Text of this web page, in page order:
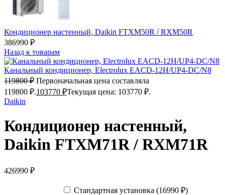
Кондиционер настенный, Daikin FTXM50R / RXM50R
386990 ₽
Назад к товарам
Канальный кондиционер, Electrolux EACD-12H/UP4-DC/N8
119800₽ Первоначальная цена составляла
119800 ₽.103770 ₽Текущая цена: 103770 ₽.
Daikin
Кондиционер настенный,
Daikin FTXM71R / RXM71R
426990 ₽
Стандартная установка (16990 ₽)